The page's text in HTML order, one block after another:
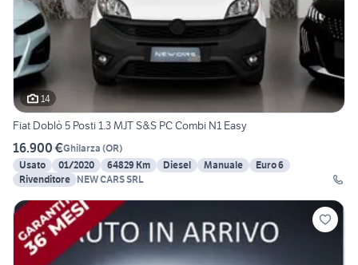
14
Fiat Doblò 5 Posti 1.3 MJT S&S PC Combi N1 Easy
16.900 €Ghilarza (OR)
Usato
01/2020 64829 Km Diesel Manuale
Euro 6
Rivenditore NEW CARS SRL